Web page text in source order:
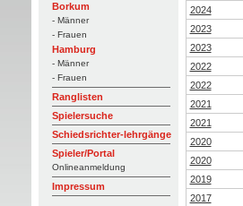
Borkum
- Männer
- Frauen
Hamburg
- Männer
- Frauen
Ranglisten
Spielersuche
Schiedsrichter-lehrgänge
Spieler/Portal
Onlineanmeldung
Impressum
2024
2023
2023
2022
2022
2021
2021
2020
2020
2019
2017